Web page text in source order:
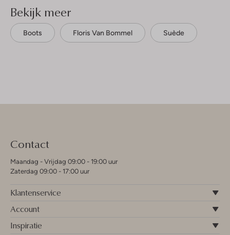
Bekijk meer
Boots Floris Van Bommel Suède
Contact
Maandag - Vrijdag 09:00 - 19:00 uur
Zaterdag 09:00 - 17:00 uur
Klantenservice
Account
Inspiratie